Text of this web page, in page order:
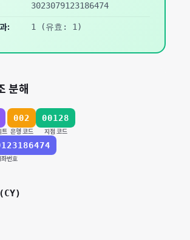
3023079123186474
: 1 (유효: 1)
분해
트
002
은행 코드
00128
지점 코드
좌번호
CY)